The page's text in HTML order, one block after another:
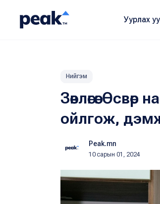
Уурлах
Нийгэм
Зөвлөгөө:
ойлгож,
Peak.mn
10 сарын 01, 2024